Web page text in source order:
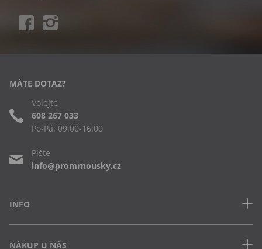
INFO
NÁKUP U NÁS
MÁTE DOTAZ?
Volejte
608 267 033
Po-Pá: 09:00-16:00
Pište
info@promrnousky.cz